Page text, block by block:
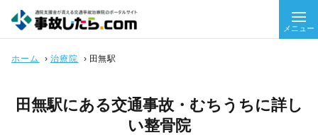
メニュー
ホーム › 治療院 › 田無駅
田無駅にある交通事故・むちうちに詳し
い整骨院